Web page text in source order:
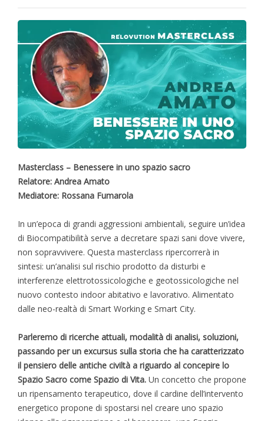
Masterclass – Benessere in uno spazio sacro
Relatore: Andrea Amato
Mediatore: Rossana Fumarola
In un’epoca di grandi aggressioni ambientali, seguire un’idea
di Biocompatibilità serve a decretare spazi sani dove vivere,
non sopravvivere. Questa masterclass ripercorrerà in
sintesi: un’analisi sul rischio prodotto da disturbi e
interferenze elettrotossicologiche e geotossicologiche nel
nuovo contesto indoor abitativo e lavorativo. Alimentato
dalle neo-realtà di Smart Working e Smart City.
Parleremo di ricerche attuali, modalità di analisi, soluzioni,
passando per un excursus sulla storia che ha caratterizzato
il pensiero delle antiche civiltà a riguardo al concepire lo
Spazio Sacro come Spazio di Vita. Un concetto che propone
un ripensamento terapeutico, dove il cardine dell’intervento
energetico propone di spostarsi nel creare uno spazio